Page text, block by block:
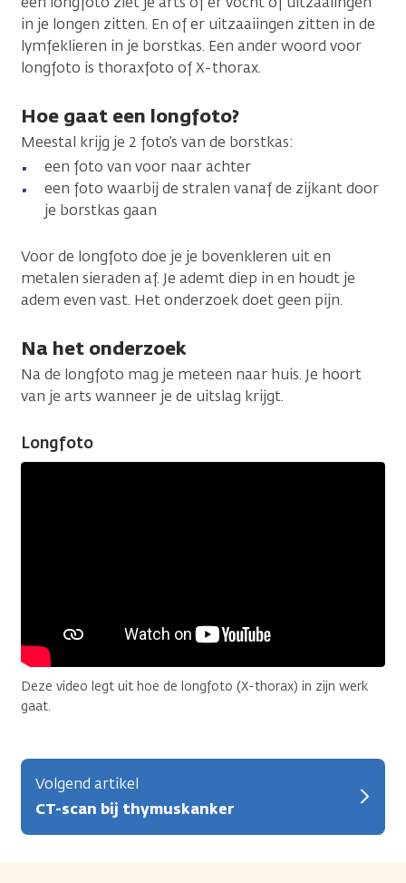
in je longen zitten. En of er uitzaaiingen zitten in de
lymfeklieren in je borstkas. Een ander woord voor
longfoto is thoraxfoto of X-thorax.
Hoe gaat een longfoto?
Meestal krijg je 2 foto’s van de borstkas:
een foto van voor naar achter
een foto waarbij de stralen vanaf de zijkant door
je borstkas gaan
Voor de longfoto doe je je bovenkleren uit en
metalen sieraden af. Je ademt diep in en houdt je
adem even vast. Het onderzoek doet geen pijn.
Na het onderzoek
Na de longfoto mag je meteen naar huis. Je hoort
van je arts wanneer je de uitslag krijgt.
Longfoto
Deze video legt uit hoe de longfoto (X-thorax) in zijn werk
gaat.
Volgend artikel
CT-scan bij thymuskanker